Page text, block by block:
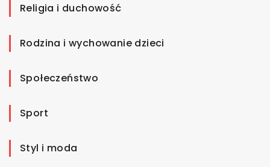
Religia i duchowość
Rodzina i wychowanie dzieci
Społeczeństwo
Sport
Styl i moda